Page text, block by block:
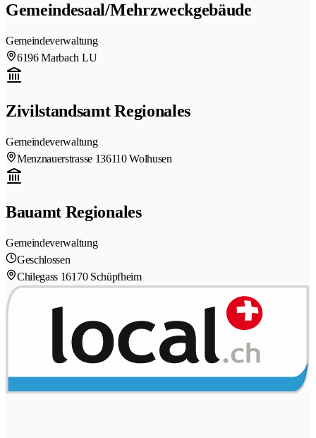
Gemeindesaal/Mehrzweckgebäude
Gemeindeverwaltung
6196 Marbach LU
Zivilstandsamt Regionales
Gemeindeverwaltung
Menznauerstrasse 136110 Wolhusen
Bauamt Regionales
Gemeindeverwaltung
Geschlossen
Chilegass 16170 Schüpfheim